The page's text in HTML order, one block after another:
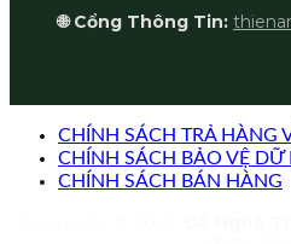
🌐 Cổng Thông Tin:
CHÍNH SÁCH TRẢ HÀNG
CHÍNH SÁCH BẢO VỆ DỮ
CHÍNH SÁCH BÁN HÀNG